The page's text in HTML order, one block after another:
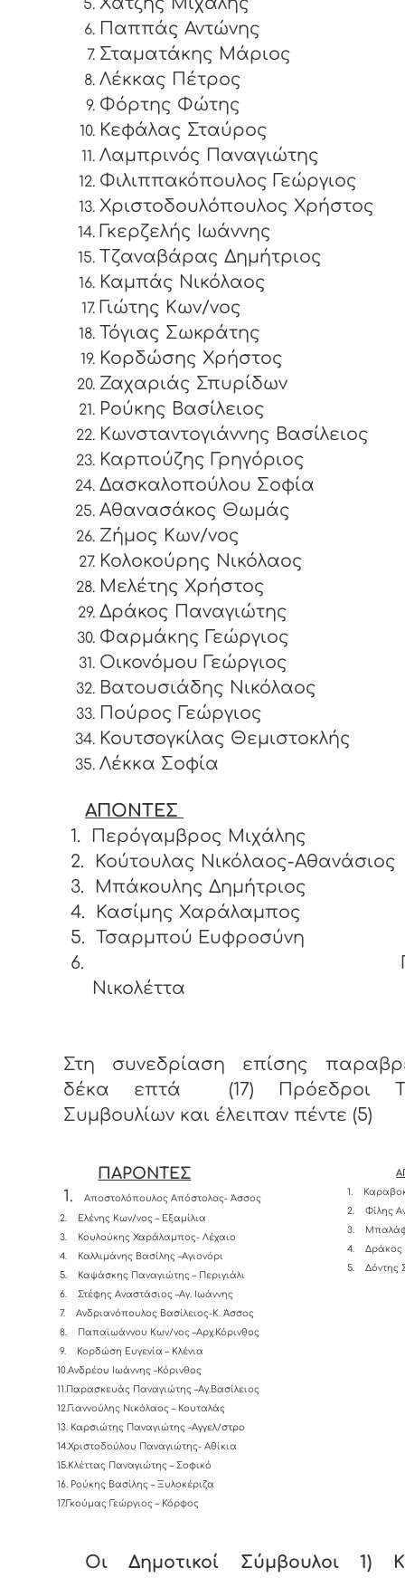
Παππάς Αντώνης
Σταματάκης Μάριος
Λέκκας Πέτρος
Φόρτης Φώτης
Κεφάλας Σταύρος
Λαμπρινός Παναγιώτης
Φιλιππακόπουλος Γεώργιος
Χριστοδουλόπουλος Χρήστος
Γκερζελής Ιωάννης
Τζαναβάρας Δημήτριος
Καμπάς Νικόλαος
Γιώτης Κων/νος
Τόγιας Σωκράτης
Κορδώσης Χρήστος
Ζαχαριάς Σπυρίδων
Ρούκης Βασίλειος
Κωνσταντογιάννης Βασίλειος
Καρπούζης Γρηγόριος
Δασκαλοπούλου Σοφία
Αθανασάκος Θωμάς
Ζήμος Κων/νος
Κολοκούρης Νικόλαος
Μελέτης Χρήστος
Δράκος Παναγιώτης
Φαρμάκης Γεώργιος
Οικονόμου Γεώργιος
Βατουσιάδης Νικόλαος
Πούρος Γεώργιος
Κουτσογκίλας Θεμιστοκλής
Λέκκα Σοφία
ΑΠΟΝΤΕΣ
1.
Περόγαμβρος Μιχάλης
2.
Κούτουλας Νικόλαος-Αθανάσιος
3.
Μπάκουλης Δημήτριος
4.
Κασίμης Χαράλαμπος
5.
Τσαρμπού Ευφροσύνη
6.
Νικολέττα
Στη συνεδρίαση επίσης
δέκα επτά (17) Πρόεδροι
Συμβουλίων και έλειπαν πέντε (5)
ΠΑΡΟΝΤΕΣ
1.
Αποστολόπουλος Απόστολος- Άσσος
2.
Ελένης Κων/νος – Εξαμίλια
3.
Κουλούκης Χαράλαμπος- Λέχαιο
4.
Καλλιμάνης Βασίλης –Αγιονόρι
5.
Καψάσκης Παναγιώτης – Περιγιάλι
6.
Στέφης Αναστάσιος –Αγ. Ιωάννης
7.
Ανδριανόπουλος Βασίλειος-K. Άσσος
8.
Παπαϊωάννου Κων/νος –Αρχ.Κόρινθος
9.
Κορδώση Ευγενία – Κλένια
10.Ανδρέου Ιωάννης –Κόρινθος
11.Παρασκευάς Παναγιώτης –Αγ.Βασίλειος
12.Γιαννούλης Νικόλαος – Κουταλάς
13. Καρσιώτης Παναγιώτης –Αγγελ/στρο
14.Χριστοδούλου Παναγιώτης- Αθίκια
15.Κλέττας Παναγιώτης – Σοφικό
16. Ρούκης Βασίλης – Ξυλοκέριζα
17.Γκούμας Γεώργιος – Κόρφος
1.
2.
Φίλης
3.
4.
Δράκος
5.
Δόντης
Οι Δημοτικοί Σύμβουλοι 1)